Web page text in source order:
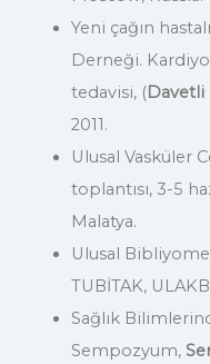
Yeni çağın
Derneği.
tedavisi, (Davetli
2011.
Ulusal Vasküler
toplantısı, 3-5
Malatya.
Ulusal
TUBİTAK,
Sağlık
Sempozyum,